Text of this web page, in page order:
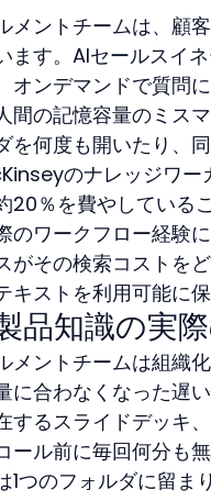
メントチームは、顧
ます。AIセールスイ
オンデマンドで質問
間の記憶容量のミス
を何度も開いたり、
のナレッジワ
20％を費やしている
のワークフロー経験
がその検索コストを
キストを利用可能に
品知識の実
メントチームは組織
に合わなくなった遅
するスライドデッキ
ール前に毎回何分も
1つのフォルダに留